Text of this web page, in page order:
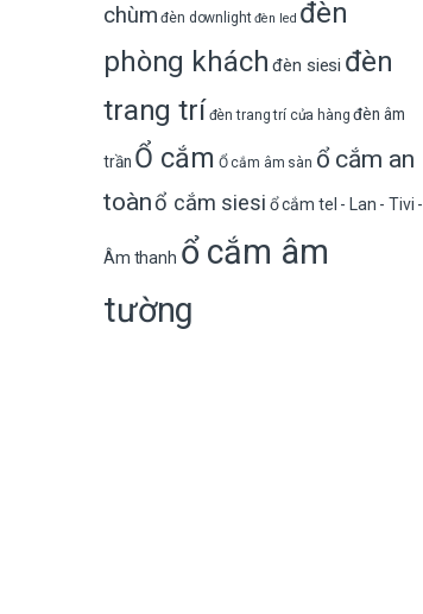
chùm đèn downlight đèn led đèn
phòng khách đèn siesi đèn
trang trí đèn trang trí cửa hàng đèn âm
trần Ổ cắm Ổ cắm âm sàn ổ cắm an
toànổ cắm siesi ổ cắm tel - Lan - Tivi -
Âm thanh ổ cắm âm
tường